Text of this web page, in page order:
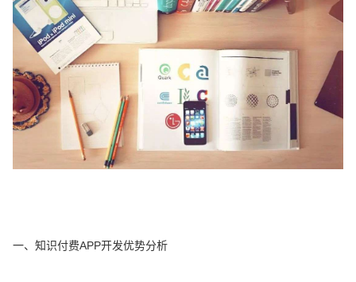
一、知识付费APP开发优势分析